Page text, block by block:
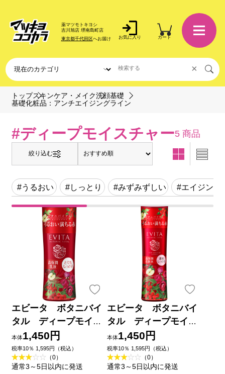
薬マツモトキヨシ
吉川旭店 堺南島町店
東京都千代田区へお届け お気に入り カート
×
トップスキンケア・メイク洗顔基礎
基礎化粧品：アンチエイジングライン
#ディープモイスチャー5 商品
絞り込む
#うるおい #しっとり #みずみずしい #エイジング
エビータ ボタニバイ
タル ディープモイス
チャーミルク２ １３０
ｍｌ カネボウ化粧品
本体1,450円
税率10％ 1,595円（税込）
（0）
通常3～5日以内に発送
エビータ ボタニバイ
タル ディープモイス
チャーローション ３
１８０ｍｌ カネボウ化
粧品
本体1,450円
税率10％ 1,595円（税込）
（0）
通常3～5日以内に発送